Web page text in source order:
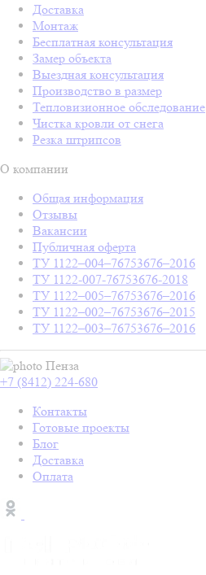
Доставка
Монтаж
Бесплатная консультация
Замер объекта
Выездная консультация
Производство в размер
Тепловизионное обследование
Чистка кровли от снега
Резка штрипсов
О компании
Общая информация
Отзывы
Вакансии
Публичная оферта
ТУ 1122–004–76753676–2016
ТУ 1122-007-76753676-2018
ТУ 1122–005–76753676–2016
ТУ 1122–002–76753676–2015
ТУ 1122–003–76753676–2016
Пенза
+7 (8412) 224-680
Контакты
Готовые проекты
Блог
Доставка
Оплата